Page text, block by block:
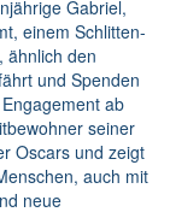
Gabriel,
einem Schlitten-
ähnlich den
und Spenden
ab
seiner
Oscars und zeigt
auch mit
neue